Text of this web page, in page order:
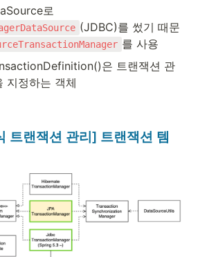
(JDBC)를 썼기 때문
를 사용
은 트랜잭션 관
지정하는 객체
트랜잭션 관리] 트랜잭션 템